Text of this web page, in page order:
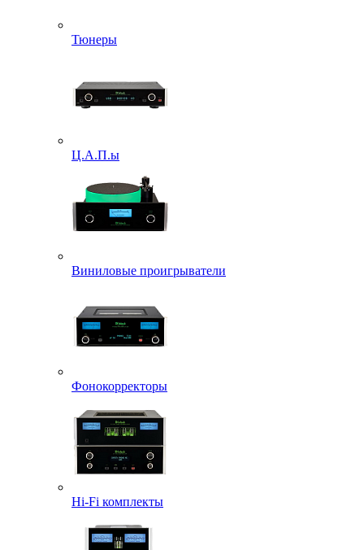
Тюнеры
Ц.А.П.ы
Виниловые проигрыватели
Фонокорректоры
Hi-Fi комплекты